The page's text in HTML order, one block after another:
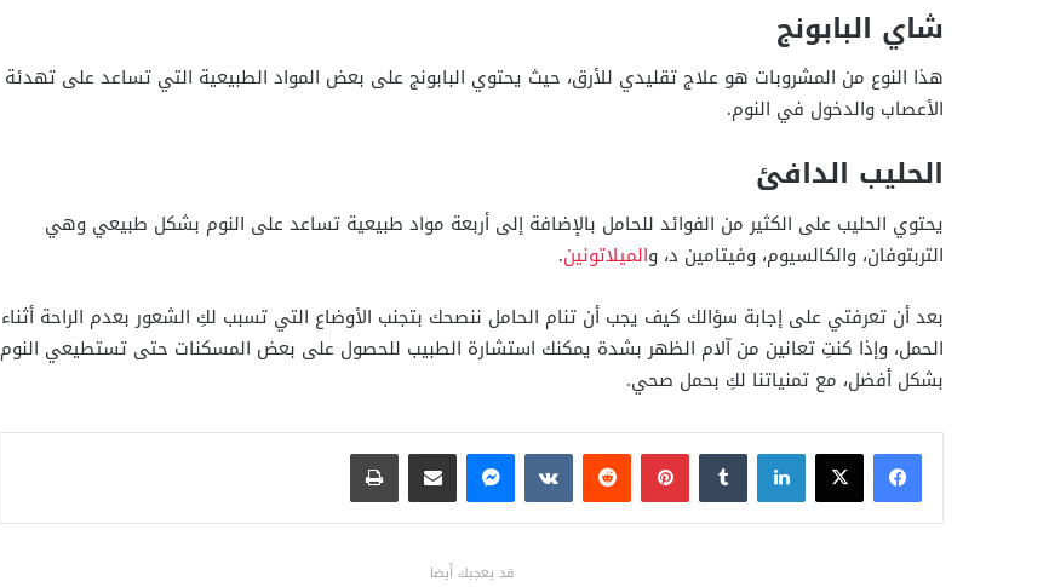
شاي البابونج
هذا النوع من المشروبات هو علاج تقليدي للأرق، حيث يحتوي البابونج على بعض المواد الطبيعية التي تساعد على تهدئة
الأعصاب والدخول في النوم.
الحليب الدافئ
يحتوي الحليب على الكثير من الفوائد للحامل بالإضافة إلى أربعة مواد طبيعية تساعد على النوم بشكل طبيعي وهي
التربتوفان، والكالسيوم، وفيتامين د، والميلاتونين.
بعد أن تعرفتي على إجابة سؤالك كيف يجب أن تنام الحامل ننصحك بتجنب الأوضاع التي تسبب لكِ الشعور بعدم الراحة أثناء
الحمل، وإذا كنتِ تعانين من آلام الظهر بشدة يمكنك استشارة الطبيب للحصول على بعض المسكنات حتى تستطيعي النوم
بشكل أفضل، مع تمنياتنا لكِ بحمل صحي.
فيسبوكX لينكدإن بينتيريست ماسنجر مشاركة عبر البريد طباعة
قد يعجبك أيضا